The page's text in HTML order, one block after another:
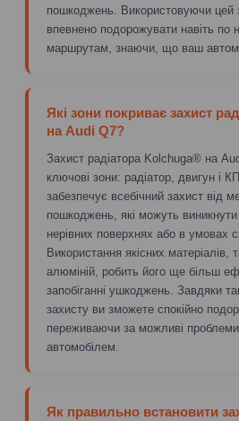
пошкоджень. Використовуючи цей
впевнено подорожувати навіть по
маршрутам, знаючи, що ваш
Які зони покриває захист
на Audi Q7?
Захист радіатора Kolchuga® на
ключові зони: радіатор, двигун і
забезпечує всебічний захист від
пошкоджень, які можуть
нерівних поверхнях або в умовах
Використання якісних матеріалів,
алюміній, робить його ще більш
запобіганні ушкоджень. Завдяки
захисту ви зможете спокійно
переживаючи за можливі
автомобілем.
Як правильно встановити